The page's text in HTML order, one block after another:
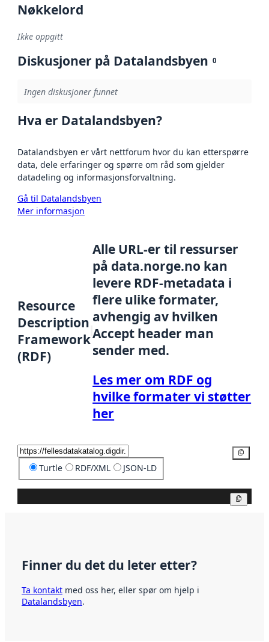
Nøkkelord
Ikke oppgitt
Diskusjoner på Datalandsbyen 0
Ingen diskusjoner funnet
Hva er Datalandsbyen?
Datalandsbyen er vårt nettforum hvor du kan etterspørre
data, dele erfaringer og spørre om råd som gjelder
datadeling og informasjonsforvaltning.
Gå til Datalandsbyen
Mer informasjon
Resource
Description
Framework
(RDF)
Alle URL-er til ressurser
på data.norge.no kan
levere RDF-metadata i
flere ulike formater,
avhengig av hvilken
Accept header man
sender med.
Les mer om RDF og
hvilke formater vi støtter
her
Turtle RDF/XML JSON-LD
Finner du det du leter etter?
Ta kontakt med oss her, eller spør om hjelp i
Datalandsbyen.